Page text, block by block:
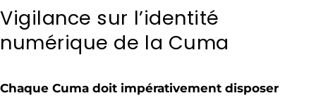
Vigilance sur l’identité
numérique de la Cuma
Chaque Cuma doit impérativement disposer